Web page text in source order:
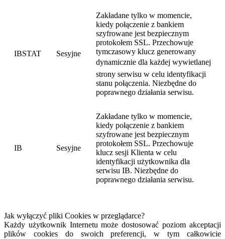
IBSTAT Sesyjne
Zakładane tylko w momencie,
kiedy połączenie z bankiem
szyfrowane jest bezpiecznym
protokołem SSL. Przechowuje
tymczasowy klucz generowany
dynamicznie dla każdej wywietlanej
strony serwisu w celu identyfikacji
stanu połączenia. Niezbędne do
poprawnego działania serwisu.
IB Sesyjne
Zakładane tylko w momencie,
kiedy połączenie z bankiem
szyfrowane jest bezpiecznym
protokołem SSL. Przechowuje
klucz sesji Klienta w celu
identyfikacji użytkownika dla
serwisu IB. Niezbędne do
poprawnego działania serwisu.
Jak wyłączyć pliki Cookies w przeglądarce?
Każdy użytkownik Internetu może dostosować poziom akceptacji
plików cookies do swoich preferencji, w tym całkowicie